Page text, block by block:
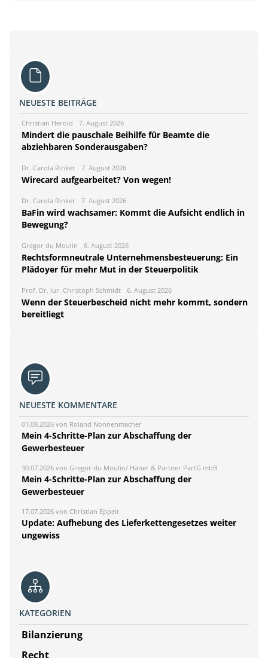
NEUESTE BEITRÄGE
Christian Herold 7. August 2026
Mindert die pauschale Beihilfe für Beamte die
abziehbaren Sonderausgaben?
Dr. Carola Rinker 7. August 2026
Wirecard aufgearbeitet? Von wegen!
Dr. Carola Rinker 7. August 2026
BaFin wird wachsamer: Kommt die Aufsicht endlich in
Bewegung?
Gregor du Moulin 6. August 2026
Rechtsformneutrale Unternehmensbesteuerung: Ein
Plädoyer für mehr Mut in der Steuerpolitik
Prof. Dr. iur. Christoph Schmidt 6. August 2026
Wenn der Steuerbescheid nicht mehr kommt, sondern
bereitliegt
NEUESTE KOMMENTARE
01.08.2026 von Roland Nonnenmacher
Mein 4-Schritte-Plan zur Abschaffung der
Gewerbesteuer
30.07.2026 von Gregor du Moulin/ Häner & Partner PartG mbB
Mein 4-Schritte-Plan zur Abschaffung der
Gewerbesteuer
17.07.2026 von Christian Eppelt
Update: Aufhebung des Lieferkettengesetzes weiter
ungewiss
KATEGORIEN
Bilanzierung
Recht